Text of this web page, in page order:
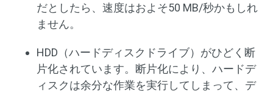
だとしたら、速度はおよそ50 MB/秒かもしれ
ません。
HDD（ハードディスクドライブ）がひどく断
片化されています。断片化により、ハードデ
ィスクは余分な作業を実行してしまって、デ